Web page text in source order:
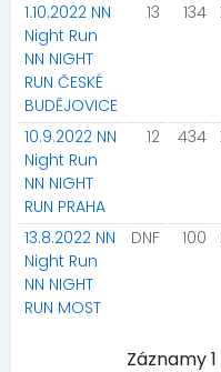
1.10.2022 NN
Night Run
NN NIGHT
RUN ČESKÉ
BUDĚJOVICE
13 134
10.9.2022 NN
Night Run
NN NIGHT
RUN PRAHA
12 434
13.8.2022 NN
Night Run
NN NIGHT
RUN MOST
DNF 100
Záznamy